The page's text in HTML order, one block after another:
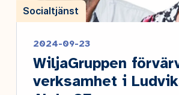
Socialtjänst
2024-09-23
WiljaGruppen
verksamhet i